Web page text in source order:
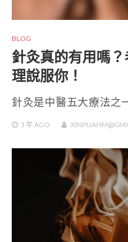
BLOG
針灸真的有用嗎
理說服你！
針灸是中醫五大療法之
1 年 AGO